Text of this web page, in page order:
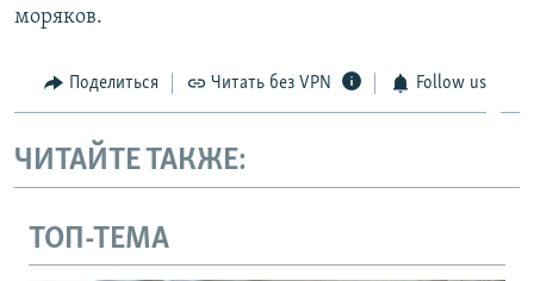
моряков.
Поделиться Читать без VPN Follow us
ЧИТАЙТЕ ТАКЖЕ:
ТОП-ТЕМА